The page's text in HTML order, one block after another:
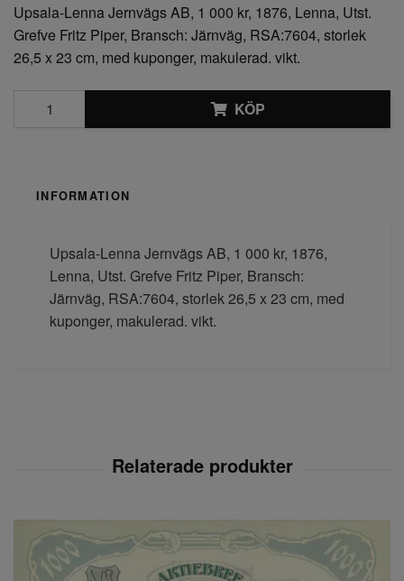
Upsala-Lenna Jernvägs AB, 1 000 kr, 1876, Lenna, Utst.
Grefve Fritz Piper, Bransch: Järnväg, RSA:7604, storlek
26,5 x 23 cm, med kuponger, makulerad. vikt.
KÖP
INFORMATION
Upsala-Lenna Jernvägs AB, 1 000 kr, 1876,
Lenna, Utst. Grefve Fritz Piper, Bransch:
Järnväg, RSA:7604, storlek 26,5 x 23 cm, med
kuponger, makulerad. vikt.